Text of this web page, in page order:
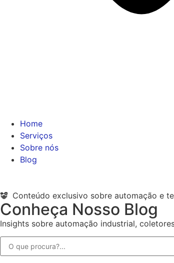
Home
Serviços
Sobre nós
Blog
Conteúdo exclusivo sobre automação e
Conheça Nosso Blog
Insights sobre automação industrial,